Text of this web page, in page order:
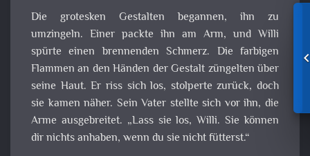
Die grotesken Gestalten begannen, ihn zu
umzingeln. Einer packte ihn am Arm, und Willi
spürte einen brennenden Schmerz. Die farbigen
Flammen an den Händen der Gestalt züngelten über
seine Haut. Er riss sich los, stolperte zurück, doch
sie kamen näher. Sein Vater stellte sich vor ihn, die
Arme ausgebreitet. „Lass sie los, Willi. Sie können
dir nichts anhaben, wenn du sie nicht fütterst.“